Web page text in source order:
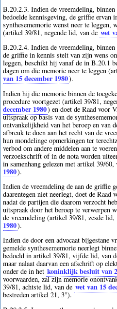
B.20.2.3. Indien de vreemdeling,
bedoelde kennisgeving, de griffie ervan
synthesememorie wenst neer te leggen,
(artikel 39/81, negende lid, van de wet
B.20.2.4. Indien de vreemdeling,
de griffie in kennis stelt van zijn wens
leggen, beschikt hij vanaf de in B.20.1
dagen om die memorie neer te leggen
van 15 december 1980).
Indien hij die memorie binnen de
procedure voortgezet (artikel 39/81,
december 1980) en doet de Raad voor
uitspraak op basis van de
ontvankelijkheid van het beroep en van
afbreuk te doen aan het recht van de
hun mondelinge opmerkingen ter
verbod om andere middelen aan te
verzoekschrift of in de nota worden
in samenhang gelezen met artikel 39/60,
1980).
Indien de vreemdeling de aan de griffie
daarentegen niet neerlegt, doet de
nadat de partijen die daarom verzocht
uitspraak door het beroep te verwerpen
de vreemdeling (artikel 39/81, zesde lid,
1980).
Indien de door een advocaat bijgestane
gemelde synthesememorie neerlegt
bedoeld in artikel 39/81, vijfde lid, van
maar nalaat daarvan een afschrift op
onder de in het koninklijk besluit van
voorwaarden, zal zijn memorie
39/81, achtste lid, van de wet van 15
bestreden artikel 21, 3°).